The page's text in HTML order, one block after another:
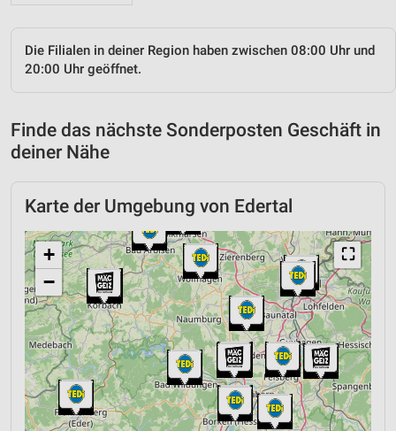
Die Filialen in deiner Region haben zwischen 08:00 Uhr und
20:00 Uhr geöffnet.
Finde das nächste Sonderposten Geschäft in
deiner Nähe
Karte der Umgebung von Edertal
⛶
+
−